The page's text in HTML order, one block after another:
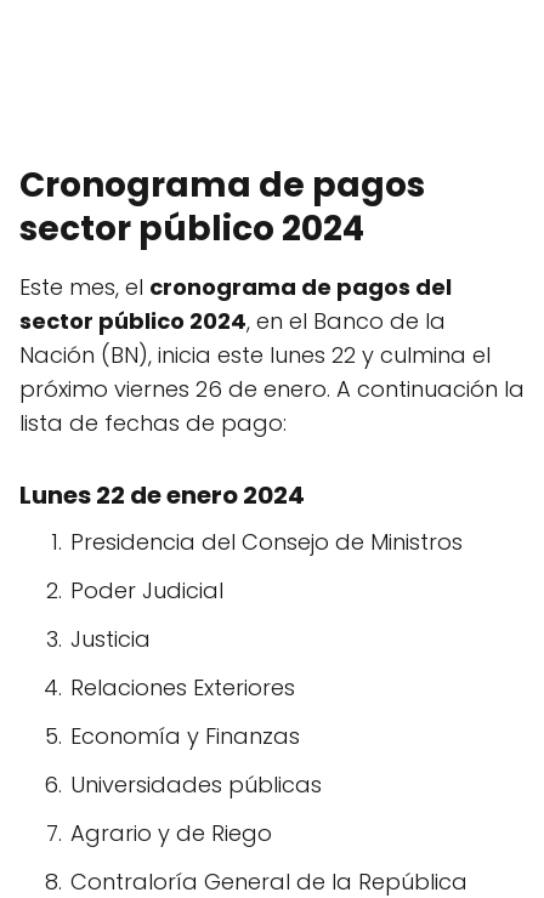
Cronograma de pagos
sector público 2024
Este mes, el cronograma de pagos del
sector público 2024, en el Banco de la
Nación (BN), inicia este lunes 22 y culmina el
próximo viernes 26 de enero. A continuación la
lista de fechas de pago:
Lunes 22 de enero 2024
Presidencia del Consejo de Ministros
Poder Judicial
Justicia
Relaciones Exteriores
Economía y Finanzas
Universidades públicas
Agrario y de Riego
Contraloría General de la República